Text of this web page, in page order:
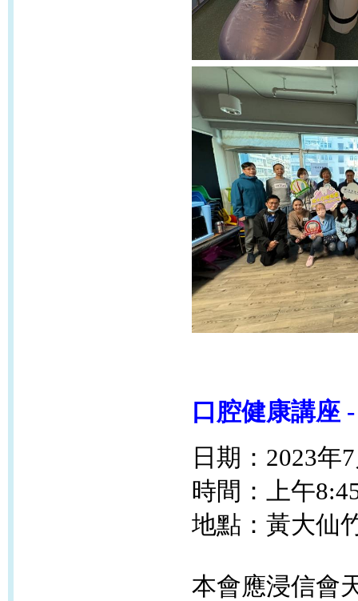
口腔健康講座 -
日期：2023年
時間：上午
地點： 黃大仙
本會應浸信會